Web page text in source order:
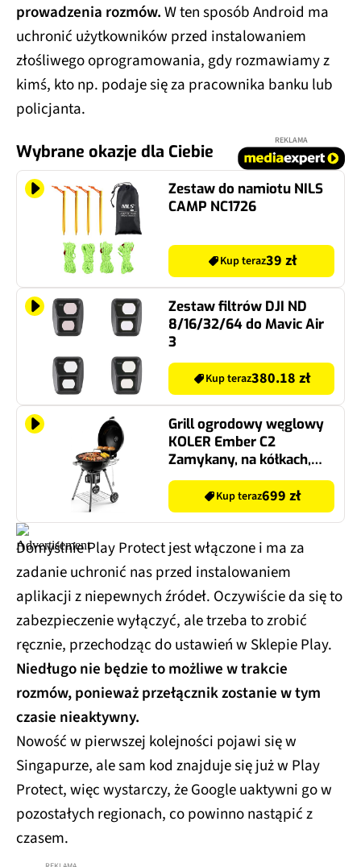
prowadzenia rozmów.W ten sposób Android ma
uchronić użytkowników przed instalowaniem
złośliwego oprogramowania, gdy rozmawiamy z
kimś, kto np. podaje się za pracownika banku lub
policjanta.
Wybrane okazje dla Ciebie
REKLAMA
Zestaw do namiotu NILS
CAMP NC1726
Kup teraz39 zł
Zestaw filtrów DJI ND
8/16/32/64 do Mavic Air
3
Kup teraz380.18 zł
Grill ogrodowy węglowy
KOLER Ember C2
Zamykany, na kółkach,
okrągły, żeliwny ruszt,
termometr, popielnik
Kup teraz699 zł
Domyślnie Play Protect jest włączone i ma za
zadanie uchronić nas przed instalowaniem
aplikacji z niepewnych źródeł. Oczywiście da się to
zabezpieczenie wyłączyć, ale trzeba to zrobić
ręcznie, przechodząc do ustawień w Sklepie Play.
Niedługo nie będzie to możliwe w trakcie
rozmów, ponieważ przełącznik zostanie w tym
czasie nieaktywny.
Nowość w pierwszej kolejności pojawi się w
Singapurze, ale sam kod znajduje się już w Play
Protect, więc wystarczy, że Google uaktywni go w
pozostałych regionach, co powinno nastąpić z
czasem.